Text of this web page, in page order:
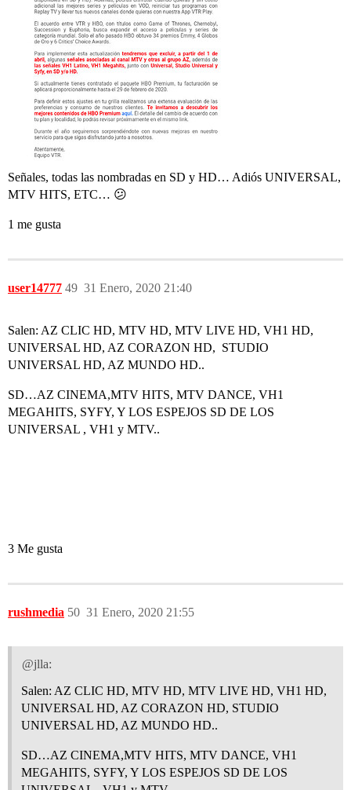
Señales, todas las nombradas en SD y HD… Adiós UNIVERSAL,
MTV HITS, ETC… 😕
1 me gusta
user14777 31 Enero, 2020 21:40
49
Salen: AZ CLIC HD, MTV HD, MTV LIVE HD, VH1 HD,
UNIVERSAL HD, AZ CORAZON HD, STUDIO
UNIVERSAL HD, AZ MUNDO HD..
SD…AZ CINEMA,MTV HITS, MTV DANCE, VH1
MEGAHITS, SYFY, Y LOS ESPEJOS SD DE LOS
UNIVERSAL , VH1 y MTV..
3 Me gusta
rushmedia 31 Enero, 2020 21:55
50
@jlla:
Salen: AZ CLIC HD, MTV HD, MTV LIVE HD, VH1 HD,
UNIVERSAL HD, AZ CORAZON HD, STUDIO
UNIVERSAL HD, AZ MUNDO HD..
SD…AZ CINEMA,MTV HITS, MTV DANCE, VH1
MEGAHITS, SYFY, Y LOS ESPEJOS SD DE LOS